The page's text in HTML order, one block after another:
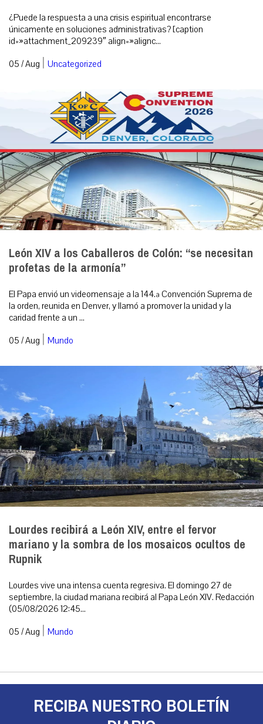
¿Puede la respuesta a una crisis espiritual encontrarse
únicamente en soluciones administrativas? [caption
id=»attachment_209239″ align=»alignc...
05 / Aug | Uncategorized
León XIV a los Caballeros de Colón: “se necesitan
profetas de la armonía”
El Papa envió un videomensaje a la 144.ª Convención Suprema de
la orden, reunida en Denver, y llamó a promover la unidad y la
caridad frente a un ...
05 / Aug | Mundo
Lourdes recibirá a León XIV, entre el fervor
mariano y la sombra de los mosaicos ocultos de
Rupnik
Lourdes vive una intensa cuenta regresiva. El domingo 27 de
septiembre, la ciudad mariana recibirá al Papa León XIV. Redacción
(05/08/2026 12:45...
05 / Aug | Mundo
RECIBA NUESTRO BOLETÍN